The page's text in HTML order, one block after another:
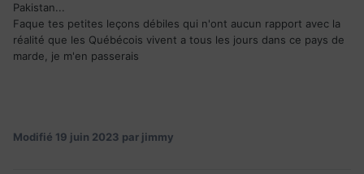
Pakistan...
Faque tes petites leçons débiles qui n'ont aucun rapport avec la
réalité que les Québécois vivent a tous les jours dans ce pays de
marde, je m'en passerais
Modifié 19 juin 2023 par jimmy